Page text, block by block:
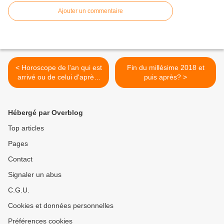
Ajouter un commentaire
< Horoscope de l'an qui est
arrivé ou de celui d'après.
De toute façon, c'est écrit
Fin du millésime 2018 et
puis après? >
Hébergé par Overblog
Top articles
Pages
Contact
Signaler un abus
C.G.U.
Cookies et données personnelles
Préférences cookies